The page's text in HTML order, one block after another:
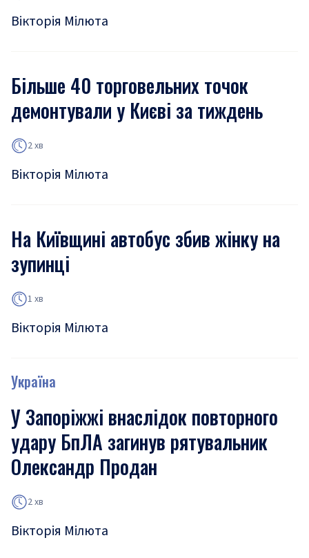
Вікторія Мілюта
Більше 40 торговельних точок
демонтували у Києві за тиждень
2 хв
Вікторія Мілюта
На Київщині автобус збив жінку на
зупинці
1 хв
Вікторія Мілюта
Україна
У Запоріжжі внаслідок повторного
удару БпЛА загинув рятувальник
Олександр Продан
2 хв
Вікторія Мілюта